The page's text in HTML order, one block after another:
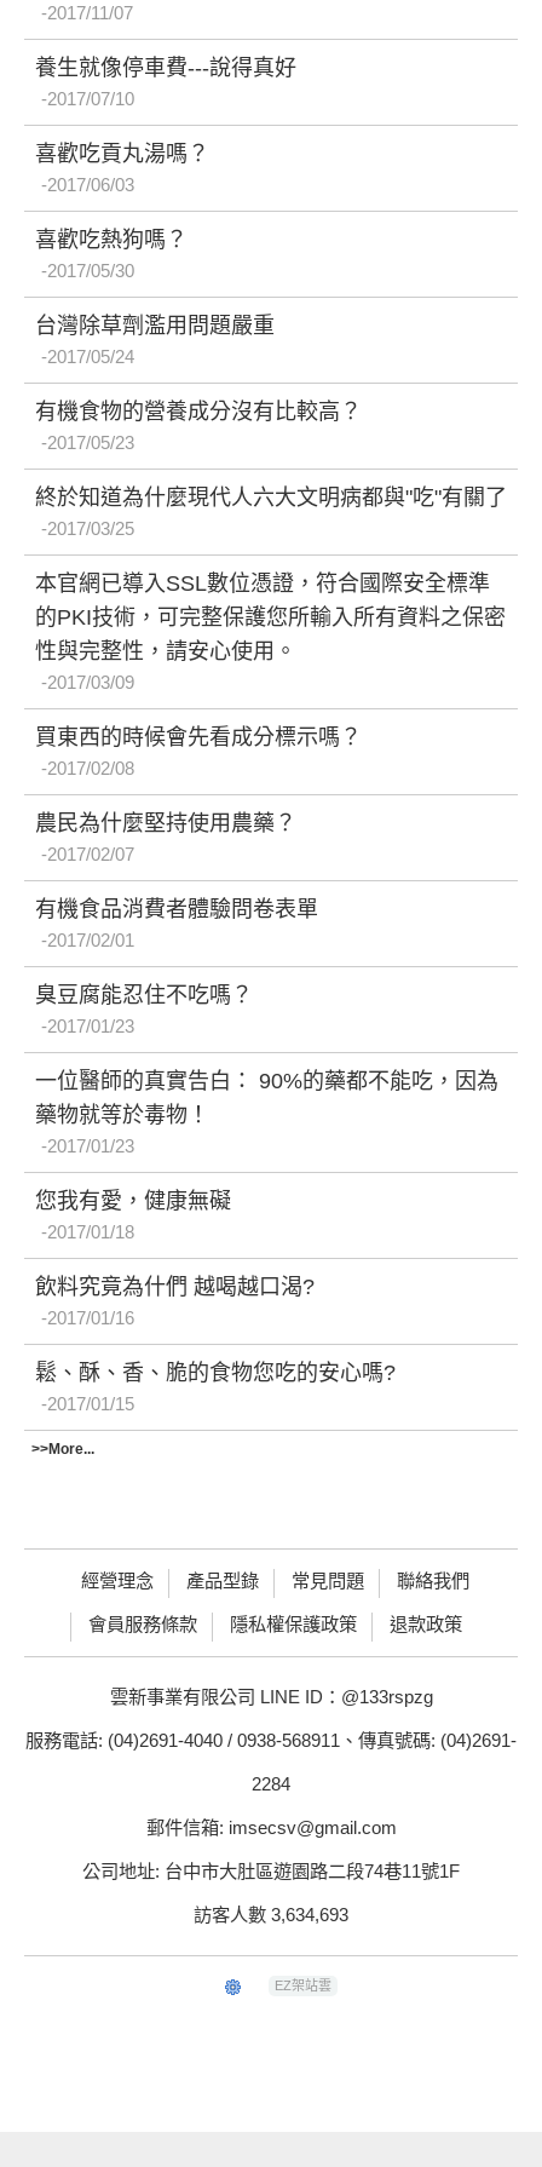
2017/11/07
養生就像停車費---說得真好
2017/07/10
喜歡吃貢丸湯嗎？
2017/06/03
喜歡吃熱狗嗎？
2017/05/30
台灣除草劑濫用問題嚴重
2017/05/24
有機食物的營養成分沒有比較高？
2017/05/23
終於知道為什麼現代人六大文明病都與"吃"有關了
2017/03/25
本官網已導入SSL數位憑證，符合國際安全標準
的PKI技術，可完整保護您所輸入所有資料之保密
性與完整性，請安心使用。
2017/03/09
買東西的時候會先看成分標示嗎？
2017/02/08
農民為什麼堅持使用農藥？
2017/02/07
有機食品消費者體驗問卷表單
2017/02/01
臭豆腐能忍住不吃嗎？
2017/01/23
一位醫師的真實告白： 90%的藥都不能吃，因為
藥物就等於毒物！
2017/01/23
您我有愛，健康無礙
2017/01/18
飲料究竟為什們 越喝越口渴?
2017/01/16
鬆、酥、香、脆的食物您吃的安心嗎?
2017/01/15
>>More...
經營理念 產品型錄 常見問題 聯絡我們
會員服務條款 隱私權保護政策 退款政策
雲新事業有限公司 LINE ID：@133rspzg
服務電話: (04)2691-4040 / 0938-568911、傳真號碼: (04)2691-
2284
郵件信箱: imsecsv@gmail.com
公司地址: 台中市大肚區遊園路二段74巷11號1F
訪客人數 3,634,693
EZ架站雲